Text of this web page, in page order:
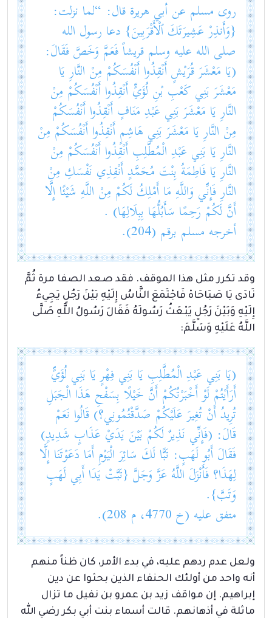
روى مسلم عن أبي هريرة قال: “لما نزلت:
{وَأَنذِرْ عَشِيرَتَكَ ٱلْأَقْرَبِينَ} دعا رسول الله
صلى الله عليه وسلم قريشاً فَعَمَّ وَخَصَّ فَقَالَ:
(يَا مَعْشَرَ قُرَيْشٍ أَنْقِذُوا أَنْفُسَكُمْ مِنْ النَّارِ يَا
مَعْشَرَ بَنِي كَعْبِ بْنِ لُؤَيٍّ أَنْقِذُوا أَنْفُسَكُمْ مِنْ
النَّارِ يَا مَعْشَرَ بَنِي عَبْدِ مَنَافٍ أَنْقِذُوا أَنْفُسَكُمْ
مِنْ النَّارِ يَا مَعْشَرَ بَنِي هَاشِمٍ أَنْقِذُوا أَنْفُسَكُمْ مِنْ
النَّارِ يَا بَنِي عَبْدِ الْمُطَّلِبِ أَنْقِذُوا أَنْفُسَكُمْ مِنْ
النَّارِ يَا فَاطِمَةُ بِنْتَ مُحَمَّدٍ أَنْقِذِي نَفْسَكِ مِنْ
النَّارِ فَإِنِّي وَاللَّهِ مَا أَمْلِكُ لَكُمْ مِنْ اللَّهِ شَيْئًا إِلَّا
أَنَّ لَكُمْ رَحِمًا سَأَبُلُّهَا بِبِلَالِهَا) .
أخرجه مسلم برقم (204).
وقد تكرر مثل هذا الموقف. فقد صعد الصفا مرة ثُمَّ
نَادَى يَا صَبَاحَاهْ فَاجْتَمَعَ النَّاسُ إِلَيْهِ بَيْنَ رَجُلٍ يَجِيءُ
إِلَيْهِ وَبَيْنَ رَجُلٍ يَبْعَثُ رَسُولَهُ فَقَالَ رَسُولُ اللَّهِ صَلَّى
اللَّهُ عَلَيْهِ وَسَلَّمَ:
(يَا بَنِي عَبْدِ الْمُطَّلِبِ يَا بَنِي فِهْرٍ يَا بَنِي لُؤَيٍّ
أَرَأَيْتُمْ لَوْ أَخْبَرْتُكُمْ أَنَّ خَيْلًا بِسَفْحِ هَذَا الْجَبَلِ
تُرِيدُ أَنْ تُغِيرَ عَلَيْكُمْ صَدَّقْتُمُونِي؟) قَالُوا نَعَمْ
قَالَ: (فَإِنِّي نَذِيرٌ لَكُمْ بَيْنَ يَدَيْ عَذَابٍ شَدِيدٍ)
فَقَالَ أَبُو لَهَبٍ: تَبًّا لَكَ سَائِرَ الْيَوْمِ أَمَا دَعَوْتَنَا إِلَّا
لِهَذَا؟ فَأَنْزَلَ اللَّهُ عَزَّ وَجَلَّ {تَبَّتْ يَدَا أَبِي لَهَبٍ
وَتَبَّ}.
متفق عليه (خ 4770، م 208).
ولعل عدم ردهم عليه، في بدء الأمر، كان ظناً منهم
أنه واحد من أولئك الحنفاء الذين بحثوا عن دين
إبراهيم. إن مواقف زيد بن عمرو بن نفيل ما تزال
ماثلة في أذهانهم. قالت أسماء بنت أبي بكر رضي الله